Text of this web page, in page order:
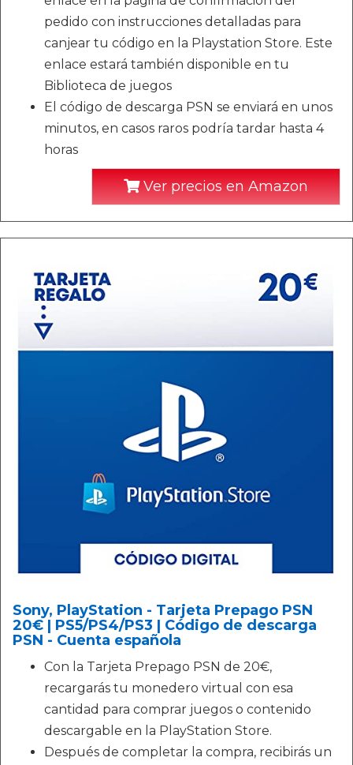
pedido con instrucciones detalladas para
canjear tu código en la Playstation Store. Este
enlace estará también disponible en tu
Biblioteca de juegos
El código de descarga PSN se enviará en unos
minutos, en casos raros podría tardar hasta 4
horas
Ver precios en Amazon
Sony, PlayStation - Tarjeta Prepago PSN
20€ | PS5/PS4/PS3 | Código de descarga
PSN - Cuenta española
Con la Tarjeta Prepago PSN de 20€,
recargarás tu monedero virtual con esa
cantidad para comprar juegos o contenido
descargable en la PlayStation Store.
Después de completar la compra, recibirás un